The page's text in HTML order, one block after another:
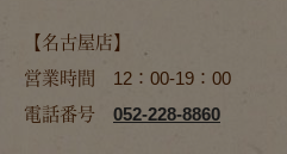
【名古屋店】
営業時間 12：00-19：00
電話番号 052-228-8860